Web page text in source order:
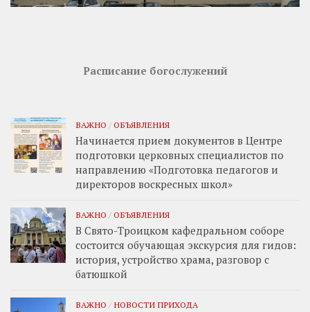
Расписание богослужений
ВАЖНО / ОБЪЯВЛЕНИЯ
Начинается прием документов в Центре
подготовки церковных специалистов по
направлению «Подготовка педагогов и
директоров воскресных школ»
ВАЖНО / ОБЪЯВЛЕНИЯ
В Свято-Троицком кафедральном соборе
состоится обучающая экскурсия для гидов:
история, устройство храма, разговор с
батюшкой
ВАЖНО / НОВОСТИ ПРИХОДА